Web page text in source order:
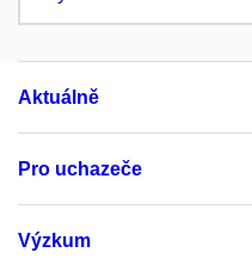
Aktuálně
Pro uchazeče
Výzkum